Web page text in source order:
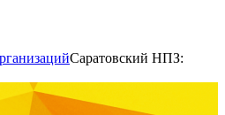
Саратовский НПЗ: